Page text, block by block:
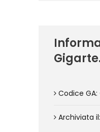
Codice GA:
Archiviata il: